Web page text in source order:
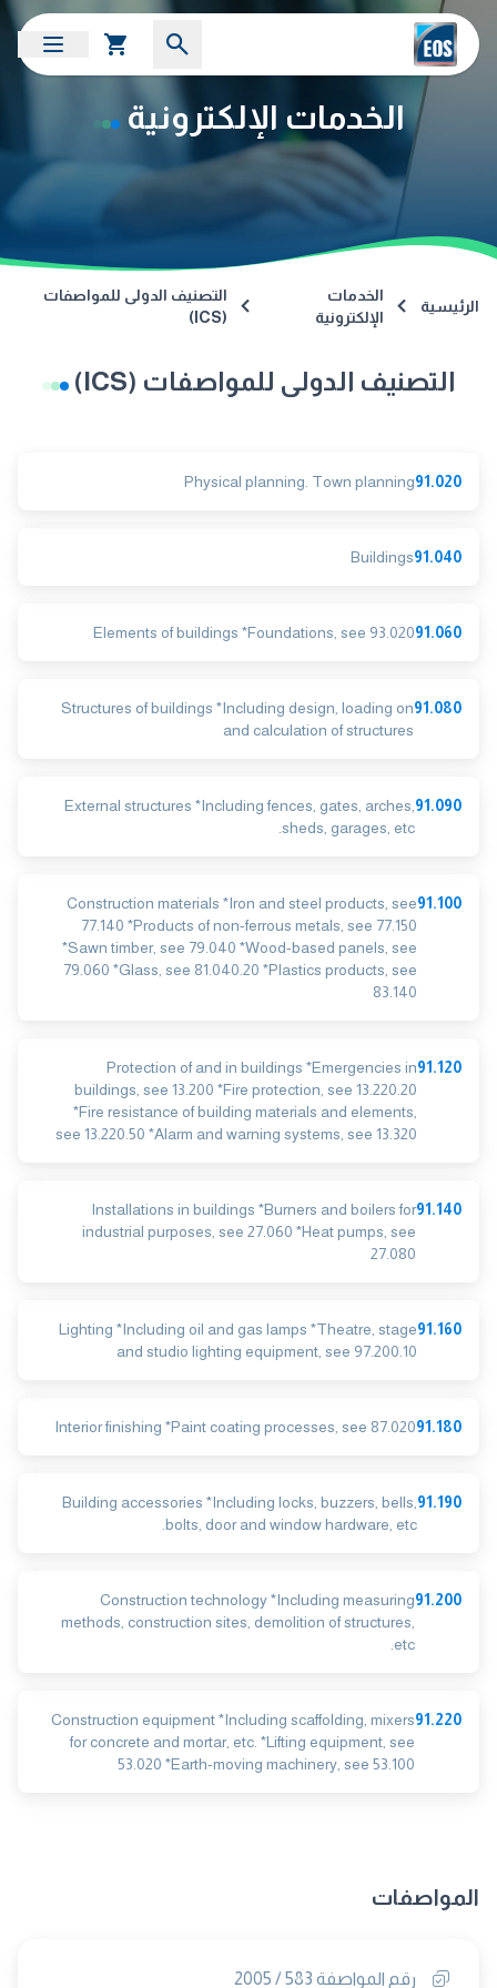
الخدمات الإلكترونية
الرئيسية
الخدمات
الإلكترونية
التصنيف الدولى للمواصفات
(ICS)
التصنيف الدولى للمواصفات (ICS)
91.020
Physical planning. Town planning
91.040
Buildings
91.060
Elements of buildings *Foundations, see 93.020
91.080
Structures of buildings *Including design, loading on
and calculation of structures
91.090
External structures *Including fences, gates, arches,
sheds, garages, etc.
91.100
Construction materials *Iron and steel products, see
77.140 *Products of non-ferrous metals, see 77.150
*Sawn timber, see 79.040 *Wood-based panels, see
79.060 *Glass, see 81.040.20 *Plastics products, see
83.140
91.120
Protection of and in buildings *Emergencies in
buildings, see 13.200 *Fire protection, see 13.220.20
*Fire resistance of building materials and elements,
see 13.220.50 *Alarm and warning systems, see 13.320
91.140
Installations in buildings *Burners and boilers for
industrial purposes, see 27.060 *Heat pumps, see
27.080
91.160
Lighting *Including oil and gas lamps *Theatre, stage
and studio lighting equipment, see 97.200.10
91.180
Interior finishing *Paint coating processes, see 87.020
91.190
Building accessories *Including locks, buzzers, bells,
bolts, door and window hardware, etc.
91.200
Construction technology *Including measuring
methods, construction sites, demolition of structures,
etc.
91.220
Construction equipment *Including scaffolding, mixers
for concrete and mortar, etc. *Lifting equipment, see
53.020 *Earth-moving machinery, see 53.100
المواصفات
رقم المواصفة 583 / 2005